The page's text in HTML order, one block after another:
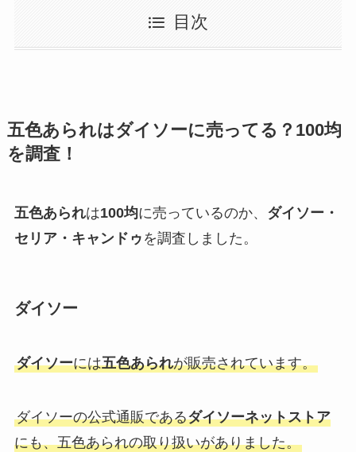
目次
五色あられはダイソーに売ってる？100均
を調査！
五色あられは100均に売っているのか、 ダイソー・
セリア・キャンドゥ を調査しました。
ダイソー
ダイソーには五色あられが販売されています。
ダイソーの公式通販であるダイソーネットストア
にも、五色あられの取り扱いがありました。